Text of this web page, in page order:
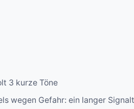
3 kurze Töne
wegen Gefahr: ein langer